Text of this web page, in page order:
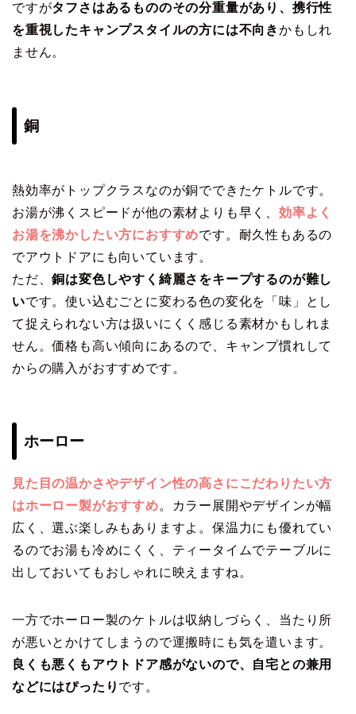
ですがタフさはあるもののその分重量があり、携行性
を重視したキャンプスタイルの方には不向きかもしれ
ません。
銅
熱効率がトップクラスなのが銅でできたケトルです。
お湯が沸くスピードが他の素材よりも早く、 効率よく
お湯を沸かしたい方におすすめです。耐久性もあるの
でアウトドアにも向いています。
ただ、銅は変色しやすく綺麗さをキープするのが難し
いです。使い込むごとに変わる色の変化を「味」とし
て捉えられない方は扱いにくく感じる素材かもしれま
せん。価格も高い傾向にあるので、キャンプ慣れして
からの購入がおすすめです。
ホーロー
見た目の温かさやデザイン性の高さにこだわりたい方
はホーロー製がおすすめ。カラー展開やデザインが幅
広く、選ぶ楽しみもありますよ。保温力にも優れてい
るのでお湯も冷めにくく、ティータイムでテーブルに
出しておいてもおしゃれに映えますね。
一方でホーロー製のケトルは収納しづらく、当たり所
が悪いとかけてしまうので運搬時にも気を遣います。
良くも悪くもアウトドア感がないので、自宅との兼用
などにはぴったり です。